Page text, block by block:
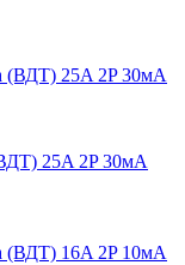
25A 2P 30мА